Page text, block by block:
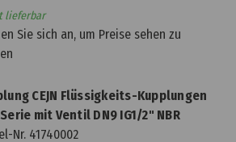
lieferbar
Sie sich an, um Preise sehen zu
CEJN Flüssigkeits-Kupplungen
mit Ventil DN9 IG1/2" NBR
Nr. 41740002